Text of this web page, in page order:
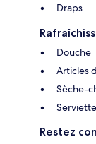
Draps
Douche
Articles
Sèche-
Restez